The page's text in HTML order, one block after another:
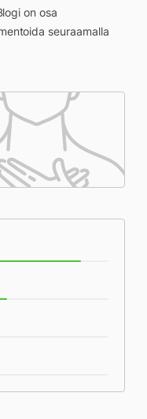
on osa
seuraamalla